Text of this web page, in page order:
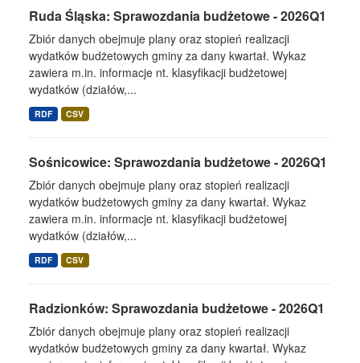
Ruda Śląska: Sprawozdania budżetowe - 2026Q1
Zbiór danych obejmuje plany oraz stopień realizacji
wydatków budżetowych gminy za dany kwartał. Wykaz
zawiera m.in. informacje nt. klasyfikacji budżetowej
wydatków (działów,...
RDF CSV
Sośnicowice: Sprawozdania budżetowe - 2026Q1
Zbiór danych obejmuje plany oraz stopień realizacji
wydatków budżetowych gminy za dany kwartał. Wykaz
zawiera m.in. informacje nt. klasyfikacji budżetowej
wydatków (działów,...
RDF CSV
Radzionków: Sprawozdania budżetowe - 2026Q1
Zbiór danych obejmuje plany oraz stopień realizacji
wydatków budżetowych gminy za dany kwartał. Wykaz